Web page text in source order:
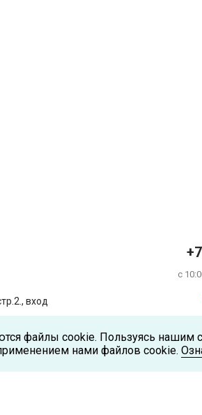
вход
с
файлы cookie. Пользуясь нашим
нами файлов cookie.